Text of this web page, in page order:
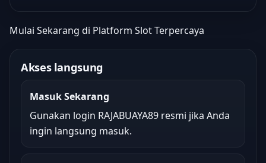
Mulai Sekarang di Platform Slot Terpercaya
Akses langsung
Masuk Sekarang
Gunakan login RAJABUAYA89 resmi jika Anda
ingin langsung masuk.